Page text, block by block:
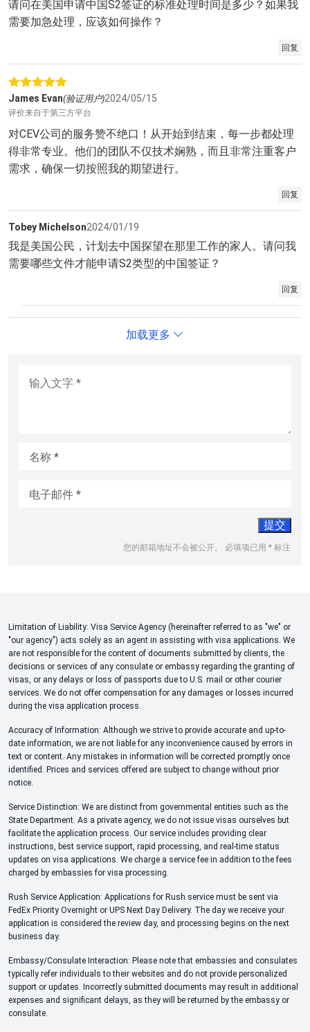
请问在美国申请中国S2签证的标准处理时间是多少？如果我
需要加急处理，应该如何操作？
回复
评分5
&sol; 5
James Evan(验证用户)2024/05/15
评价来自于第三方平台
对CEV公司的服务赞不绝口！从开始到结束，每一步都处理
得非常专业。他们的团队不仅技术娴熟，而且非常注重客户
需求，确保一切按照我的期望进行。
回复
Tobey Michelson2024/01/19
我是美国公民，计划去中国探望在那里工作的家人。请问我
需要哪些文件才能申请S2类型的中国签证？
回复
加载更多
输入文字 *
名称 *
电子邮件 *
您的邮箱地址不会被公开。 必填项已用 * 标注
Limitation of Liability: Visa Service Agency (hereinafter referred to as "we" or
"our agency") acts solely as an agent in assisting with visa applications. We
are not responsible for the content of documents submitted by clients, the
decisions or services of any consulate or embassy regarding the granting of
visas, or any delays or loss of passports due to U.S. mail or other courier
services. We do not offer compensation for any damages or losses incurred
during the visa application process.
Accuracy of Information: Although we strive to provide accurate and up-to-
date information, we are not liable for any inconvenience caused by errors in
text or content. Any mistakes in information will be corrected promptly once
identified. Prices and services offered are subject to change without prior
notice.
Service Distinction: We are distinct from governmental entities such as the
State Department. As a private agency, we do not issue visas ourselves but
facilitate the application process. Our service includes providing clear
instructions, best service support, rapid processing, and real-time status
updates on visa applications. We charge a service fee in addition to the fees
charged by embassies for visa processing.
Rush Service Application: Applications for Rush service must be sent via
FedEx Priority Overnight or UPS Next Day Delivery. The day we receive your
application is considered the review day, and processing begins on the next
business day.
Embassy/Consulate Interaction: Please note that embassies and consulates
typically refer individuals to their websites and do not provide personalized
support or updates. Incorrectly submitted documents may result in additional
expenses and significant delays, as they will be returned by the embassy or
consulate.